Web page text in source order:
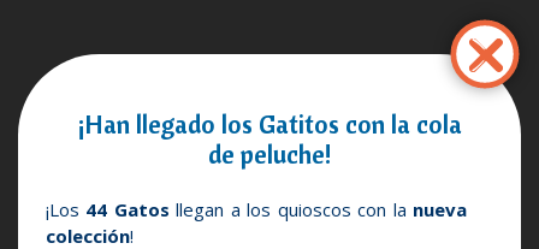
¡Han llegado los Gatitos con la cola
de peluche!
¡Los 44 Gatos llegan a los quioscos con la nueva
colección!